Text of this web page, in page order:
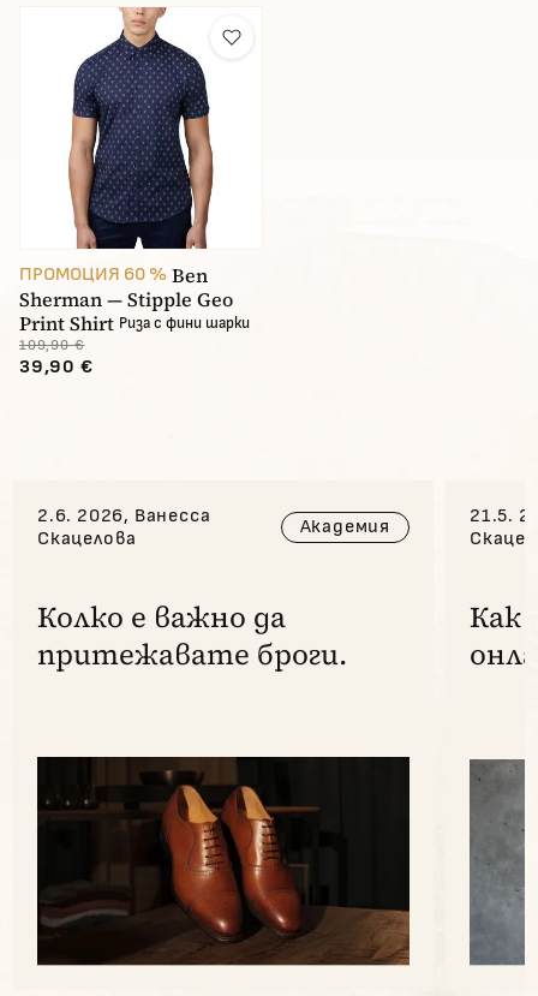
ПРОМОЦИЯ 60 % Ben
Sherman — Stipple Geo
Print Shirt Риза с фини шарки
109,90 €
39,90 €
2.6. 2026, Ванесса
Скацелова
Академия
Колко е важно да
притежавате броги.
21.5.
Как